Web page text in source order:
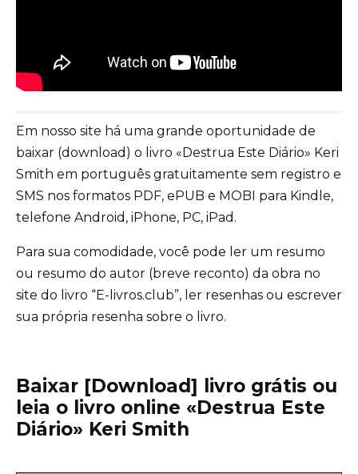
Em nosso site há uma grande oportunidade de
baixar (download) o livro «Destrua Este Diário» Keri
Smith em português gratuitamente sem registro e
SMS nos formatos PDF, ePUB e MOBI para Kindle,
telefone Android, iPhone, PC, iPad.
Para sua comodidade, você pode ler um resumo
ou resumo do autor (breve reconto) da obra no
site do livro “E-livros.club”, ler resenhas ou escrever
sua própria resenha sobre o livro.
Baixar [Download] livro grátis ou
leia o livro online «Destrua Este
Diário» Keri Smith